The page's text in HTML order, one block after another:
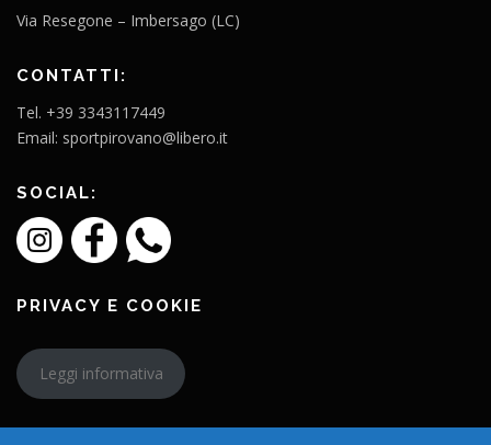
Via Resegone – Imbersago (LC)
CONTATTI:
Tel. +39 3343117449
Email: sportpirovano@libero.it
SOCIAL:
PRIVACY E COOKIE
Leggi informativa